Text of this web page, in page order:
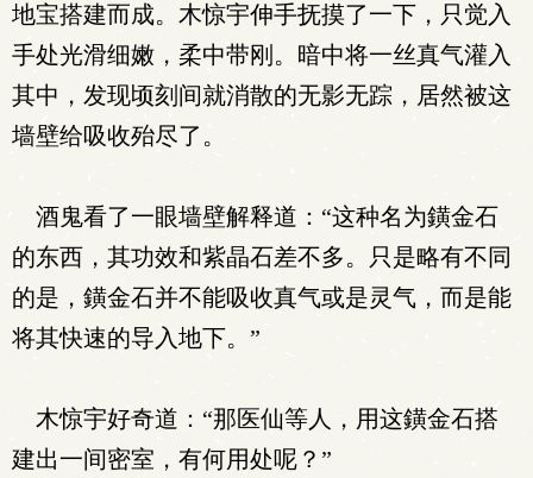
地宝搭建而成。木惊宇伸手抚摸了一下，只觉入
手处光滑细嫩，柔中带刚。暗中将一丝真气灌入
其中，发现顷刻间就消散的无影无踪，居然被这
墙壁给吸收殆尽了。
酒鬼看了一眼墙壁解释道：“这种名为鐄金石
的东西，其功效和紫晶石差不多。只是略有不同
的是，鐄金石并不能吸收真气或是灵气，而是能
将其快速的导入地下。”
木惊宇好奇道：“那医仙等人，用这鐄金石搭
建出一间密室，有何用处呢？”